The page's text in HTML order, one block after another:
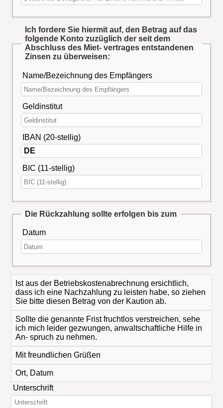
Ich fordere Sie hiermit auf, den Betrag auf das
folgende Konto zuzüglich der seit dem
Abschluss des Miet- vertrages entstandenen
Zinsen zu überweisen:
Name/Bezeichnung des Empfängers
Geldinstitut
IBAN (20-stellig)
BIC (11-stellig)
Die Rückzahlung sollte erfolgen bis zum
Datum
Ist aus der Betriebskostenabrechnung ersichtlich,
dass ich eine Nachzahlung zu leisten habe, so ziehen
Sie bitte diesen Betrag von der Kaution ab.
Sollte die genannte Frist fruchtlos verstreichen, sehe
ich mich leider gezwungen, anwaltschaftliche Hilfe in
An- spruch zu nehmen.
Mit freundlichen Grüßen
Ort, Datum
Unterschrift